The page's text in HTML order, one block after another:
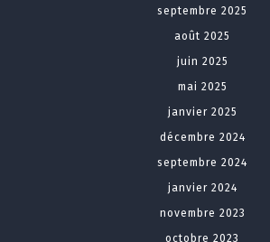
septembre 2025
août 2025
juin 2025
mai 2025
janvier 2025
décembre 2024
septembre 2024
janvier 2024
novembre 2023
octobre 2023